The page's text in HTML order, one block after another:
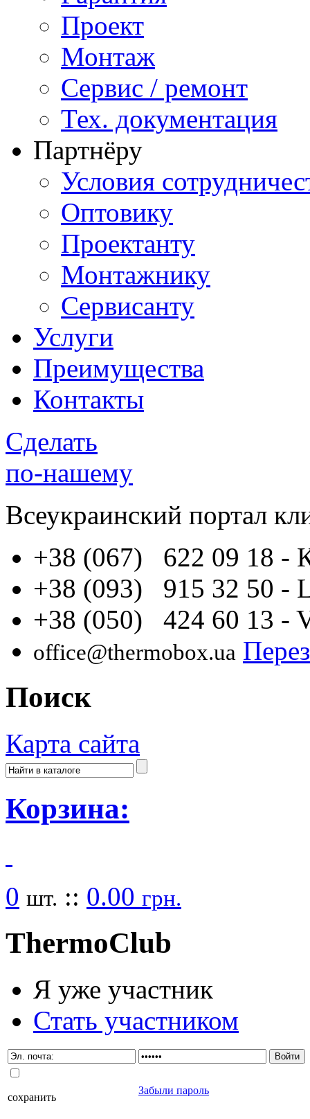
Проект
Монтаж
Сервис / ремонт
Тех. документация
Партнёру
Условия
Оптовику
Проектанту
Монтажнику
Сервисанту
Услуги
Преимущества
Контакты
Сделать
по-нашему
Всеукраинский портал
+38 (067) 622 09 18 -
+38 (093) 915 32 50 -
+38 (050) 424 60 13 -
office@thermobox.ua
Поиск
Карта сайта
Корзина:
0 шт. :: 0.00 грн.
ThermoClub
Я уже участник
Стать участником
сохранить
Забыли пароль